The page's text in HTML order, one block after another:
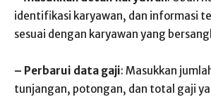
identifikasi karyawan, dan informasi
sesuai dengan karyawan yang
– Perbarui data gaji: Masukkan
tunjangan, potongan, dan total gaji